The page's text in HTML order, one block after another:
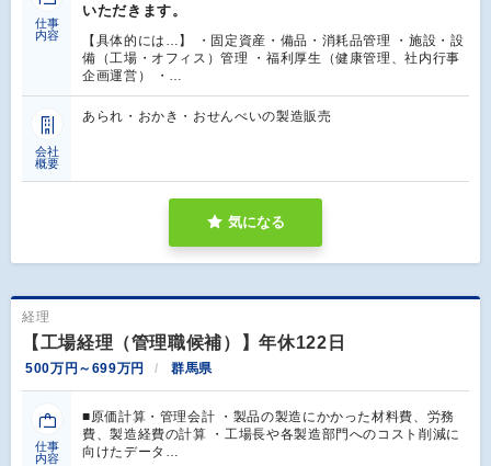
仕事
内容
いただきます。
【具体的には…】 ・固定資産・備品・消耗品管理 ・施設・設
備（工場・オフィス）管理 ・福利厚生（健康管理、社内行事
企画運営） ・…
会社
概要
あられ・おかき・おせんべいの製造販売
気になる
経理
【工場経理（管理職候補）】年休122日
500万円～699万円 群馬県
仕事
内容
■原価計算・管理会計 ・製品の製造にかかった材料費、労務
費、製造経費の計算 ・工場長や各製造部門へのコスト削減に
向けたデータ…